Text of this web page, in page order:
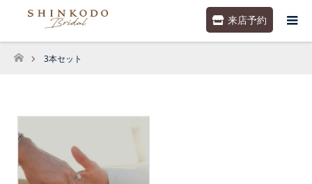
来店予約
ホーム
3本セット